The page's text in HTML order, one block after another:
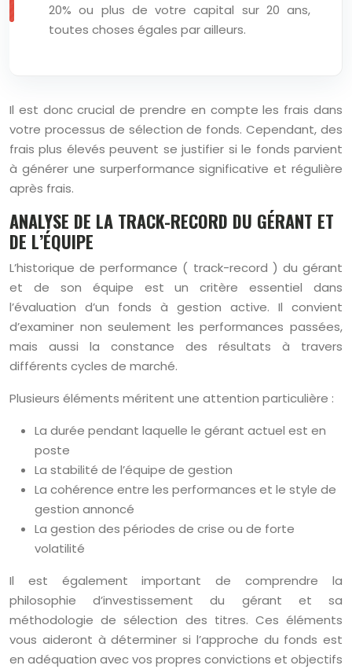
20% ou plus de votre capital sur 20 ans,
toutes choses égales par ailleurs.
Il est donc crucial de prendre en compte les frais dans
votre processus de sélection de fonds. Cependant, des
frais plus élevés peuvent se justifier si le fonds parvient
à générer une surperformance significative et régulière
après frais.
ANALYSE DE LA TRACK-RECORD DU GÉRANT ET
DE L’ÉQUIPE
L’historique de performance ( track-record ) du gérant
et de son équipe est un critère essentiel dans
l’évaluation d’un fonds à gestion active. Il convient
d’examiner non seulement les performances passées,
mais aussi la constance des résultats à travers
différents cycles de marché.
Plusieurs éléments méritent une attention particulière :
La durée pendant laquelle le gérant actuel est en
poste
La stabilité de l’équipe de gestion
La cohérence entre les performances et le style de
gestion annoncé
La gestion des périodes de crise ou de forte
volatilité
Il est également important de comprendre la
philosophie d’investissement du gérant et sa
méthodologie de sélection des titres. Ces éléments
vous aideront à déterminer si l’approche du fonds est
en adéquation avec vos propres convictions et objectifs